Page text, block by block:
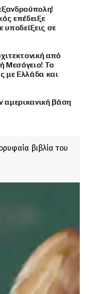
επέδειξε
υποδείξεις σε
από
Μεσόγειο! Το
με Ελλάδα και
αμερικανική βάση
βιβλία του